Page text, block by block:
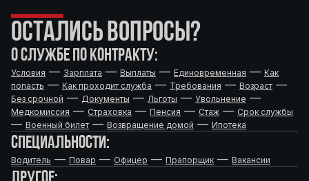
ОСТАЛИСЬ ВОПРОСЫ?
О СЛУЖБЕ ПО КОНТРАКТУ:
Условия — Зарплата — Выплаты — Единовременная — Как
попасть — Как проходит служба — Требования — Возраст —
Без срочной — Документы — Льготы — Увольнение —
Медкомиссия — Страховка — Пенсия — Стаж — Срок службы
— Военный билет — Возвращение домой — Ипотека
СПЕЦИАЛЬНОСТИ:
Водитель — Повар — Офицер — Прапорщик — Вакансии